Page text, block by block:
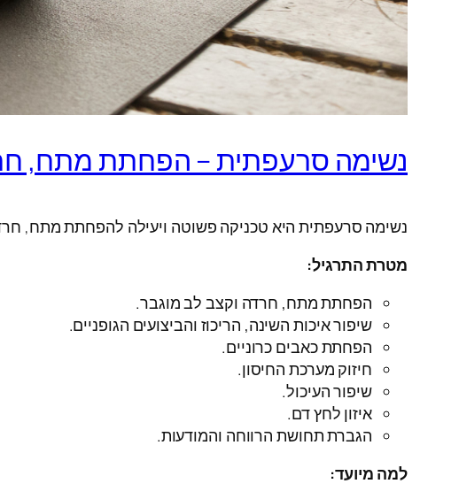
נשימה סרעפתית – הפחתת מתח,
נשימה סרעפתית היא טכניקה פשוטה ויעילה להפחתת מתח,
מטרת התרגיל:
הפחתת מתח, חרדה וקצב לב מוגבר.
שיפור איכות השינה, הריכוז והביצועים הגופניים.
הפחתת כאבים כרוניים.
חיזוק מערכת החיסון.
שיפור העיכול.
איזון לחץ דם.
הגברת תחושת הרווחה והמודעות.
למה מיועד: